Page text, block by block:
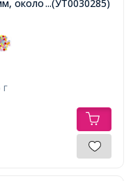
около 90шт/25г,
...(УТ0030285)
г